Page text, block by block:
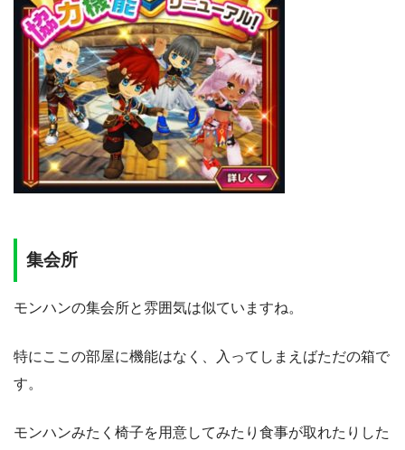
集会所
モンハンの集会所と雰囲気は似ていますね。
特にここの部屋に機能はなく、入ってしまえばただの箱で
す。
モンハンみたく椅子を用意してみたり食事が取れたりした